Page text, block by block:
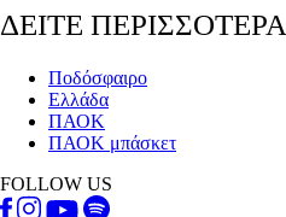
ΔΕΙΤΕ ΠΕΡΙΣΣΟΤΕΡΑ
Ποδόσφαιρο
Ελλάδα
ΠΑΟΚ
ΠΑΟΚ μπάσκετ
FOLLOW US